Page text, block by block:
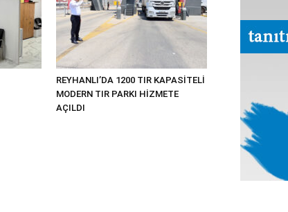
REYHANLI’DA 1200 TIR KAPASİTELİ
MODERN TIR PARKI HİZMETE
AÇILDI